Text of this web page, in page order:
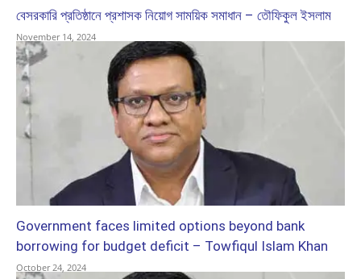
বেসরকারি প্রতিষ্ঠানে প্রশাসক নিয়োগ সাময়িক সমাধান – তৌফিকুল ইসলাম
November 14, 2024
Government faces limited options beyond bank
borrowing for budget deficit – Towfiqul Islam Khan
October 24, 2024